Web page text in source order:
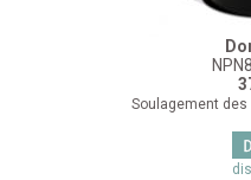
Soulagement